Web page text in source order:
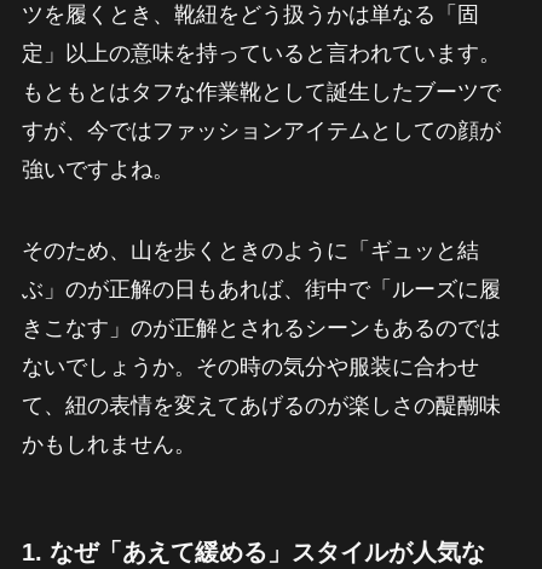
ツを履くとき、靴紐をどう扱うかは単なる「固
定」以上の意味を持っていると言われています。
もともとはタフな作業靴として誕生したブーツで
すが、今ではファッションアイテムとしての顔が
強いですよね。
そのため、山を歩くときのように「ギュッと結
ぶ」のが正解の日もあれば、街中で「ルーズに履
きこなす」のが正解とされるシーンもあるのでは
ないでしょうか。その時の気分や服装に合わせ
て、紐の表情を変えてあげるのが楽しさの醍醐味
かもしれません。
1. なぜ「あえて緩める」スタイルが人気な